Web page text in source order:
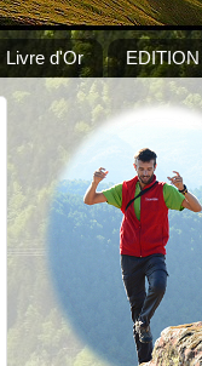
Livre d'Or EDITION